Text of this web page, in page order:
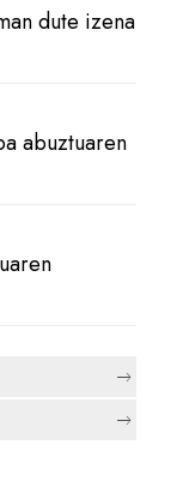
dute izena
abuztuaren